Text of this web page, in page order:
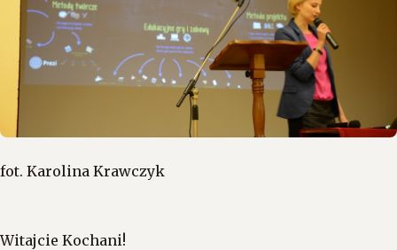
fot. Karolina Krawczyk
Witajcie Kochani!